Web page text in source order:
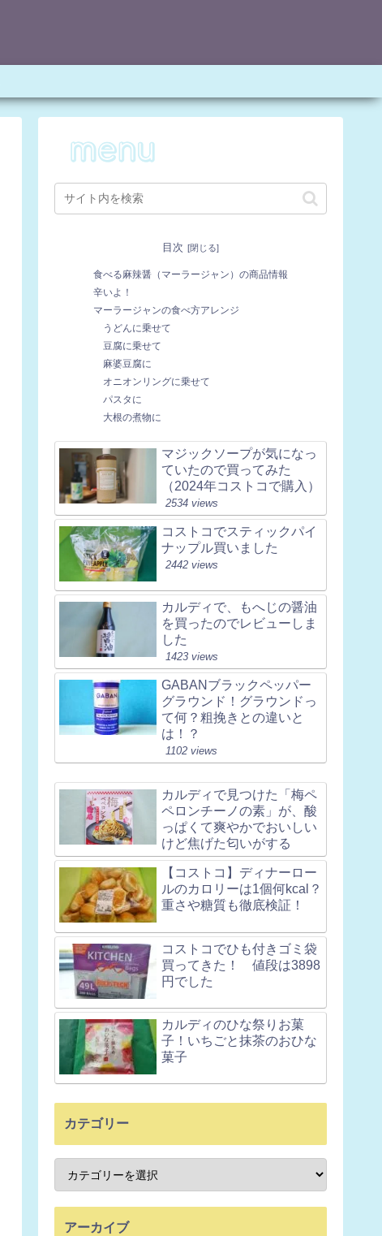
目次
食べる麻辣醤（マーラージャン）の商品情報
辛いよ！
マーラージャンの食べ方アレンジ
うどんに乗せて
豆腐に乗せて
麻婆豆腐に
オニオンリングに乗せて
パスタに
大根の煮物に
マジックソープが気になっ
ていたので買ってみた
（2024年コストコで購入）
2534 views
コストコでスティックパイ
ナップル買いました
2442 views
カルディで、もへじの醤油
を買ったのでレビューしま
した
1423 views
GABANブラックペッパー
グラウンド！グラウンドっ
て何？粗挽きとの違いと
は！？
1102 views
カルディで見つけた「梅ペ
ペロンチーノの素」が、酸
っぱくて爽やかでおいしい
けど焦げた匂いがする
【コストコ】ディナーロー
ルのカロリーは1個何kcal？
重さや糖質も徹底検証！
コストコでひも付きゴミ袋
買ってきた！ 値段は3898
円でした
カルディのひな祭りお菓
子！いちごと抹茶のおひな
菓子
カテゴリー
アーカイブ